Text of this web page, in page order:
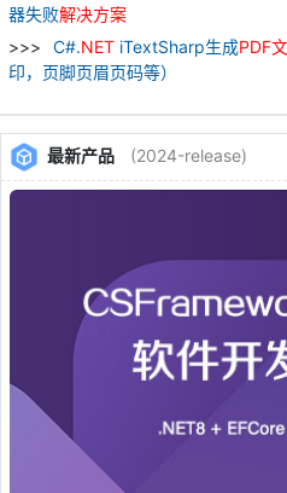
器失败解决方案
C#.NET iTextSharp生成PDF
印，页脚页眉页码等）
最新产品 (2024-release)